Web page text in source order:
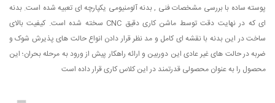
پوسته ساده با بررسی مشخصات فنی , بدنه آلومنیومی یکپارچه ای تعبیه شده است. بدنه
ای که در نهایت دقت توسط ماشن کاری دقیق CNC سخته شده است. کیفیت بالای
ساخت در این بدنه با نقشه ای کامل و مد نظر قرار دادن انواع حالت های پذیرش شوک و
ضربه در حالت های غیر عادی این دوربین و ارائه راهکار پیش از ورود به مرحله بحران؛ این
محصول را به عنوان محصولی قدرتمند در این کلاس کاری قرار داده است